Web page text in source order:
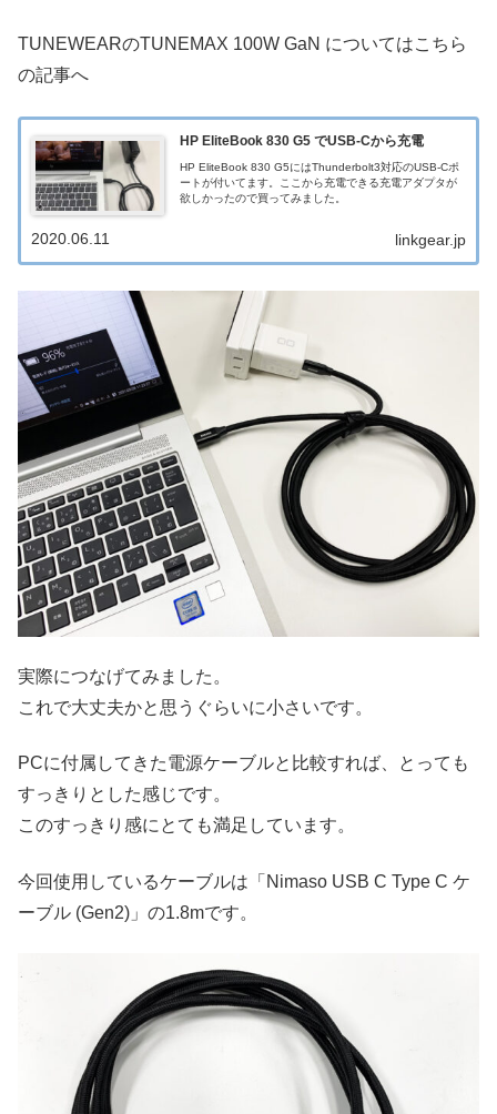
TUNEWEARのTUNEMAX 100W GaN についてはこちら
の記事へ
HP EliteBook 830 G5 でUSB-Cから充電
HP EliteBook 830 G5にはThunderbolt3対応のUSB-Cポ
ートが付いてます。ここから充電できる充電アダプタが
欲しかったので買ってみました。
linkgear.jp
2020.06.11
実際につなげてみました。
これで大丈夫かと思うぐらいに小さいです。
PCに付属してきた電源ケーブルと比較すれば、とっても
すっきりとした感じです。
このすっきり感にとても満足しています。
今回使用しているケーブルは「Nimaso USB C Type C ケ
ーブル (Gen2)」の1.8mです。